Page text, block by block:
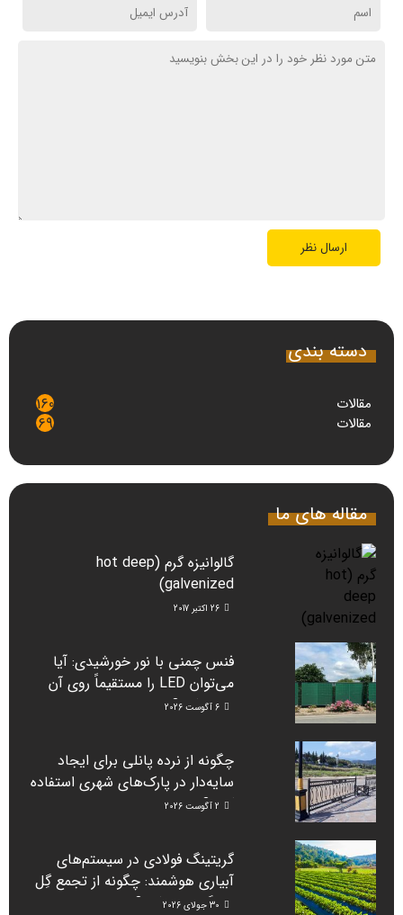
دسته بندی
مقالات 160
مقالات 69
مقاله های ما
گالوانیزه گرم (hot deep
galvenized)
26 اکتبر 2017
فنس چمنی با نور خورشیدی: آیا
می‌توان LED را مستقیماً روی آن
نصب کرد؟
6 آگوست 2026
چگونه از نرده پانلی برای ایجاد
سایه‌دار در پارک‌های شهری استفاده
کنیم؟
2 آگوست 2026
گریتینگ فولادی در سیستم‌های
آبیاری هوشمند: چگونه از تجمع گِل
جلوگیری می‌کند؟
30 جولای 2026